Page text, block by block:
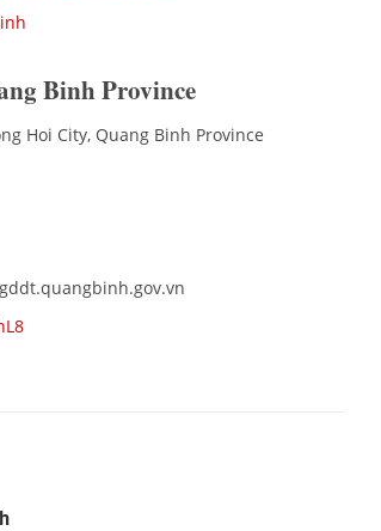
Binh Province
Hoi City, Quang Binh Province